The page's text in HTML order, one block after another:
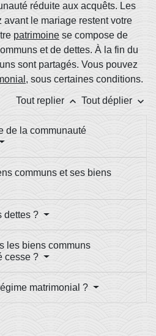
réduite aux acquêts. Les
le mariage restent votre
patrimoine se compose de
et de dettes. À la fin du
sont partagés. Vous pouvez
, sous certaines conditions.
Tout replier keyboard_arrow_up Tout déplier keyboard_arrow_down
de la communauté
communs et ses biens
dettes ?
les biens communs
cesse ?
matrimonial ?